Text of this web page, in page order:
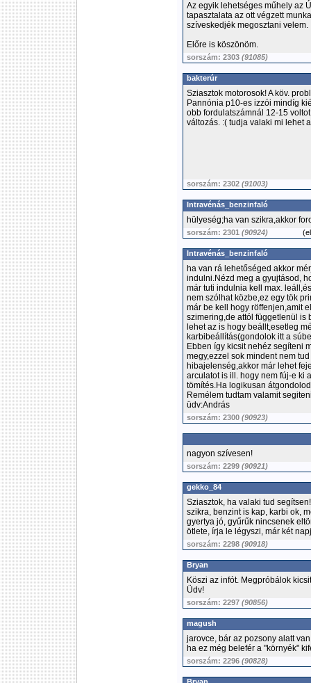
Az egyik lehetséges műhely az
tapasztalata az ott végzett
szíveskedjék megosztani velem.
Előre is köszönöm.
sorszám: 2303 (91085)
bakterúr
Sziasztok motorosok! A köv.
Pannónia p10-es izzói mindíg
obb fordulatszámnál 12-15
változás. :( tudja valaki mi lehet
sorszám: 2302 (91003)
Intravénás_benzinfaló
hülyeség;ha van szikra,akkor
sorszám: 2301 (90924) (
Intravénás_benzinfaló
ha van rá lehetőséged akkor
indulni.Nézd meg a gyujtásod,
már tuti indulnia kell max.
nem szólhat közbe,ez egy tök
már be kell hogy röffenjen,amit
szimering,de attól függetlenül is
lehet az is hogy beállt,esetleg
karbibeállítás(gondolok itt a
Ebben így kicsit nehéz segíteni
megy,ezzel sok mindent nem
hibajelenség,akkor már lehet
arculatot is ill. hogy nem fúj-e ki
tömítés.Ha logikusan
Remélem tudtam valamit
üdv:András
sorszám: 2300 (90923)
nagyon szívesen!
sorszám: 2299 (90921)
gekko_84
Sziasztok, ha valaki tud
szikra, benzint is kap, karbi ok,
gyertya jó, gyűrűk nincsenek
ötlete, írja le légyszi, már két
sorszám: 2298 (90918)
Bryan
Köszi az infót. Megpróbálok
Üdv!
sorszám: 2297 (90856)
magush
jarovce, bár az pozsony alatt
ha ez még belefér a "környék"
sorszám: 2296 (90828)